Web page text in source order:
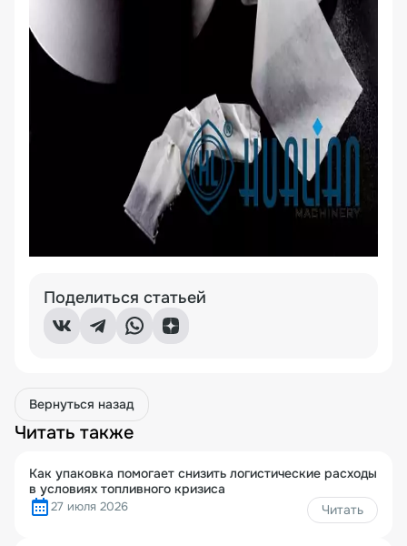
Поделиться статьей
Вернуться назад
Читать также
Как упаковка помогает снизить логистические расходы
в условиях топливного кризиса
27 июля 2026 Читать